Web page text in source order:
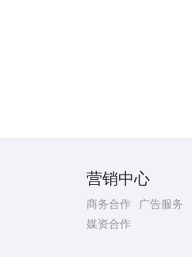
营销中心
商务合作
广告服务
媒资合作